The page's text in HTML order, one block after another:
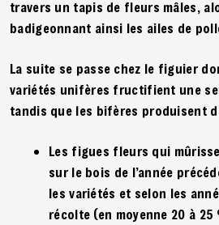
travers un tapis de fleurs mâles,
badigeonnant ainsi les ailes de
La suite se passe chez le figuier
variétés unifères fructifient une
tandis que les bifères produisent
Les figues fleurs qui
sur le bois de l’année
les variétés et selon les
récolte (en moyenne 20 à